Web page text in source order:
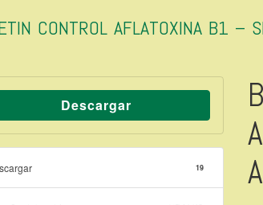
CONTROL AFLATOXINA B1 –
Descargar
19